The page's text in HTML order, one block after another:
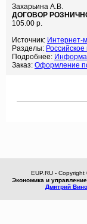
Захарьина А.В.
ДОГОВОР
105.00 р.
Источник: Интернет-
Разделы:
Подробнее:
Заказ: Оформление
EUP.RU -
Экономика и
Дмитрий